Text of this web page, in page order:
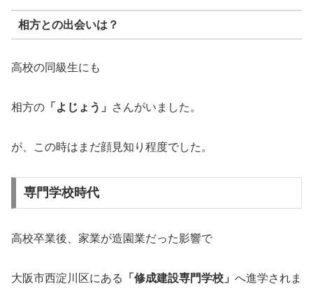
相方との出会いは？
高校の同級生にも
相方の 「よじょう」 さんがいました。
が、この時はまだ顔見知り程度でした。
専門学校時代
高校卒業後、家業が造園業だった影響で
大阪市西淀川区にある 「修成建設専門学校」 へ進学されま